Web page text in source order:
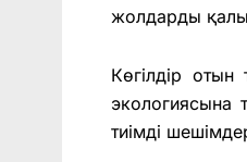
жолдарды
Көгілдір
экологиясына
тиімді